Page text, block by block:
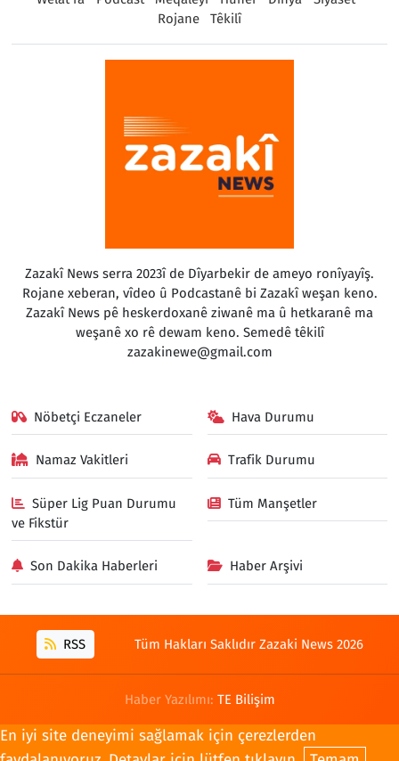
Rojane
Têkilî
Zazakî News serra 2023î de Dîyarbekir de ameyo ronîyayîş.
Rojane xeberan, vîdeo û Podcastanê bi Zazakî weşan keno.
Zazakî News pê heskerdoxanê ziwanê ma û hetkaranê ma
weşanê xo rê dewam keno. Semedê têkilî
zazakinewe@gmail.com
Nöbetçi Eczaneler Hava Durumu
Namaz Vakitleri Trafik Durumu
Süper Lig Puan Durumu
ve Fikstür
Tüm Manşetler
Son Dakika Haberleri Haber Arşivi
RSS Tüm Hakları Saklıdır Zazaki News 2026
Haber Yazılımı: TE Bilişim
En iyi site deneyimi sağlamak için çerezlerden